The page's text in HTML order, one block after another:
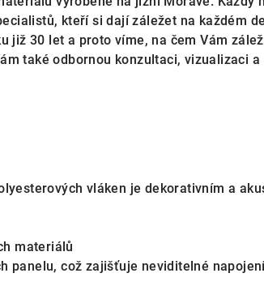
kteří si dají záležet na každém
již 30 let a proto víme, na čem Vám
také odbornou konzultaci, vizualizaci a
vláken je dekorativním a
materiálů
panelu, což zajišťuje neviditelné